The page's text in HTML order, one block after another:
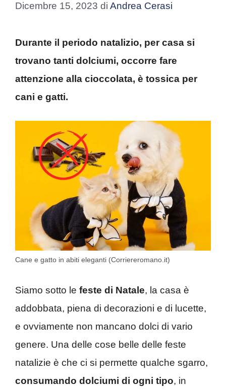
Dicembre 15, 2023 di Andrea Cerasi
Durante il periodo natalizio, per casa si
trovano tanti dolciumi, occorre fare
attenzione alla cioccolata, è tossica per
cani e gatti.
Cane e gatto in abiti eleganti (Corriereromano.it)
Siamo sotto le feste di Natale, la casa è
addobbata, piena di decorazioni e di lucette,
e ovviamente non mancano dolci di vario
genere. Una delle cose belle delle feste
natalizie è che ci si permette qualche sgarro,
consumando dolciumi di ogni tipo, in